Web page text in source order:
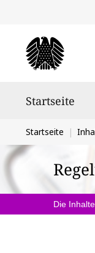
Startseite
Sie
befinden
sich
hier:
Startseite
Die